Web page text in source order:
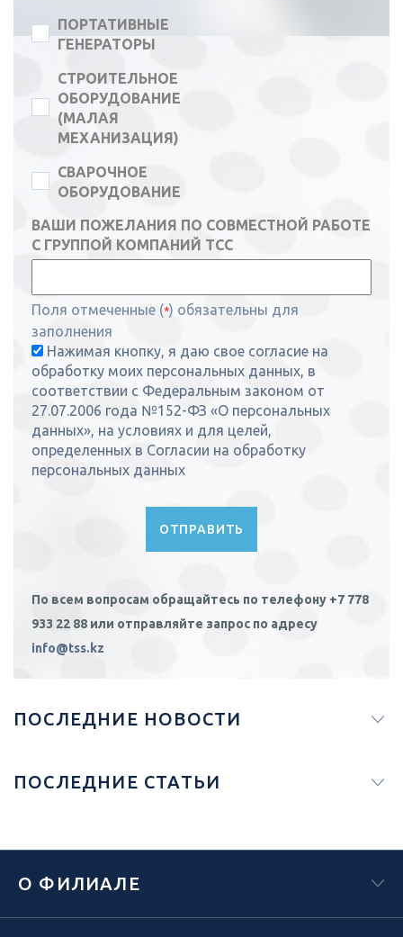
ПОРТАТИВНЫЕ
ГЕНЕРАТОРЫ
СТРОИТЕЛЬНОЕ
ОБОРУДОВАНИЕ
(МАЛАЯ
МЕХАНИЗАЦИЯ)
СВАРОЧНОЕ
ОБОРУДОВАНИЕ
ВАШИ ПОЖЕЛАНИЯ ПО СОВМЕСТНОЙ РАБОТЕ
С ГРУППОЙ КОМПАНИЙ ТСС
Поля отмеченные (*) обязательны для
заполнения
Нажимая кнопку, я даю свое согласие на
обработку моих персональных данных, в
соответствии с Федеральным законом от
27.07.2006 года №152-ФЗ «О персональных
данных», на условиях и для целей,
определенных в Согласии на обработку
персональных данных
ОТПРАВИТЬ
По всем вопросам обращайтесь по телефону +7 778
933 22 88 или отправляйте запрос по адресу
info@tss.kz
ПОСЛЕДНИЕ НОВОСТИ
ПОСЛЕДНИЕ СТАТЬИ
О ФИЛИАЛЕ